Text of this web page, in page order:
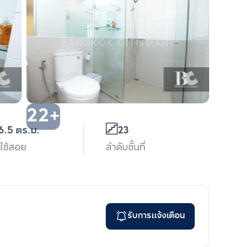
22+
ตร.ม.
ช้สอย
23
ลำดับชั้นที่
รับการแจ้งเตือน